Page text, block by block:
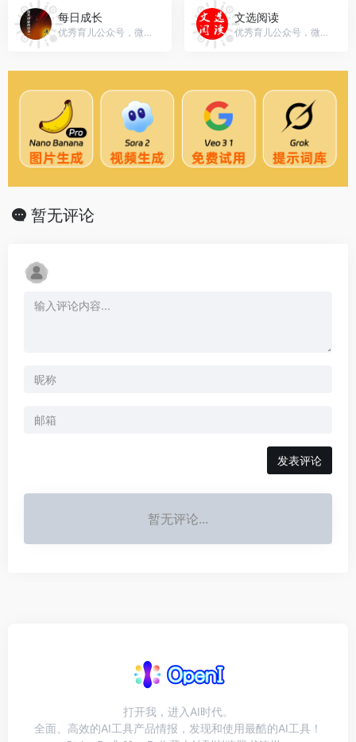
每日成长
优秀育儿公众号，微信号：mrcz33
文选阅读
优秀育儿公众号，微信号：aabb194
暂无评论
发表评论
暂无评论...
打开我，进入AI时代。
全面、高效的AI工具产品情报，发现和使用最酷的AI工具！